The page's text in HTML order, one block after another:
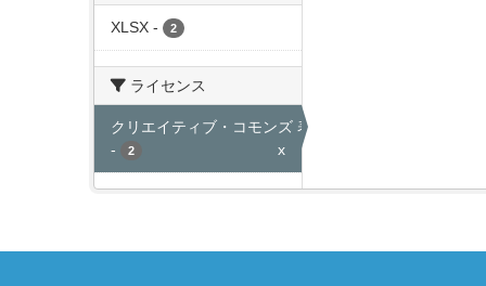
XLSX - 2
ライセンス
クリエイティブ・コモンズ 表示
-
2 x